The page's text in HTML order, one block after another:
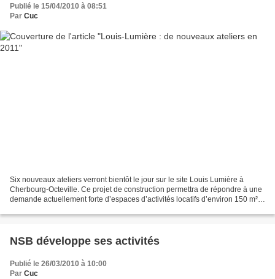
Publié le 15/04/2010 à 08:51
Par Cuc
Six nouveaux ateliers verront bientôt le jour sur le site Louis Lumière à
Cherbourg-Octeville. Ce projet de construction permettra de répondre à une
demande actuellement forte d’espaces d’activités locatifs d’environ 150 m²
NSB développe ses activités
Publié le 26/03/2010 à 10:00
Par Cuc